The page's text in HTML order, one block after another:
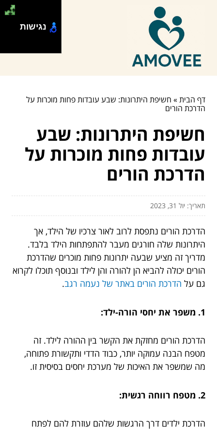
דף הבית» חשיפת היתרונות: שבע עובדות פחות מוכרות על
הדרכת הורים
חשיפת היתרונות: שבע
עובדות פחות מוכרות על
הדרכת הורים
תאריך: יול 31, 2023
הדרכת הורים נתפסת לרוב לאור צרכיו של הילד, אך
היתרונות שלה חורגים מעבר להתפתחות הילד בלבד.
מדריך זה מציע שבעה יתרונות פחות מוכרים שהדרכת
הורים יכולה להביא הן להורה והן לילד ובנוסף תוכלו לקרוא
גם על הדרכת הורים באתר של נעמה רגב.
1. משפר את יחסי הורה-ילד:
הדרכת הורים מחזקת את הקשר בין ההורה לילד. זה
מטפח הבנה עמוקה יותר, כבוד הדדי ותקשורת פתוחה,
מה שמשפר את האיכות של מערכת יחסים בסיסית זו.
2. מטפח רווחה רגשית:
הדרכת ילדים דרך הרגשות שלהם עוזרת להם לפתח
נגישות